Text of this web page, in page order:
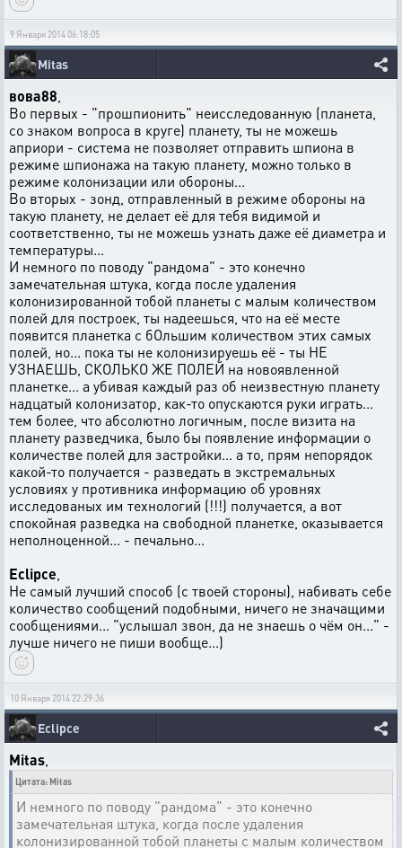
9 Января 2014 06:18:05
Mitas
вова88
Во первых - "прошпионить" неисследованную (планета,
со знаком вопроса в круге) планету, ты не можешь
априори - система не позволяет отправить шпиона в
режиме шпионажа на такую планету, можно только в
режиме колонизации или обороны...
Во вторых - зонд, отправленный в режиме обороны на
такую планету, не делает её для тебя видимой и
соответственно, ты не можешь узнать даже её диаметра и
температуры...
И немного по поводу "рандома" - это конечно
замечательная штука, когда после удаления
колонизированной тобой планеты с малым количеством
полей для построек, ты надеешься, что на её месте
появится планетка с бОльшим количеством этих самых
полей, но... пока ты не колонизируешь её - ты НЕ
УЗНАЕШЬ, СКОЛЬКО ЖЕ ПОЛЕЙ на новоявленной
планетке... а убивая каждый раз об неизвестную планету
надцатый колонизатор, как-то опускаются руки играть...
тем более, что абсолютно логичным, после визита на
планету разведчика, было бы появление информации о
количестве полей для застройки... а то, прям непорядок
какой-то получается - разведать в экстремальных
условиях у противника информацию об уровнях
исследованых им технологий (!!!) получается, а вот
спокойная разведка на свободной планетке, оказывается
неполноценной... - печально...
Eclipce
Не самый лучший способ (с твоей стороны), набивать себе
количество сообщений подобными, ничего не значащими
сообщениями... "услышал звон, да не знаешь о чём он..." -
лучше ничего не пиши вообще...)
10 Января 2014 22:29:36
Eclipce
Mitas
Цитата: Mitas
И немного по поводу "рандома" - это конечно
замечательная штука, когда после удаления
колонизированной тобой планеты с малым количеством